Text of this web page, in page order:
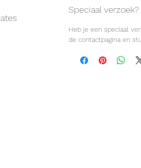
Speciaal verzoek?
Heb je een speciaal
de contactpagina en